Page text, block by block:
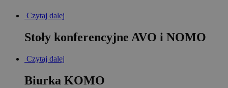
Czytaj dalej
Stoły konferencyjne AVO i NOMO
Czytaj dalej
Biurka KOMO